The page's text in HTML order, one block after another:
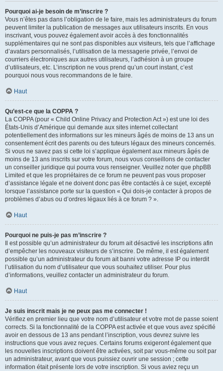
Pourquoi ai-je besoin de m’inscrire ?
Vous n’êtes pas dans l’obligation de le faire, mais les administrateurs du forum
peuvent limiter la publication de messages aux utilisateurs inscrits. En vous
inscrivant, vous pouvez également avoir accès à des fonctionnalités
supplémentaires qui ne sont pas disponibles aux visiteurs, tels que l’affichage
d’avatars personnalisés, l’utilisation de la messagerie privée, l’envoi de
courriers électroniques aux autres utilisateurs, l’adhésion à un groupe
d’utilisateurs, etc. L’inscription ne vous prend qu’un court instant, c’est
pourquoi nous vous recommandons de le faire.
Haut
Qu’est-ce que la COPPA ?
La COPPA (pour « Child Online Privacy and Protection Act ») est une loi des
États-Unis d’Amérique qui demande aux sites internet collectant
potentiellement des informations sur les mineurs âgés de moins de 13 ans un
consentement écrit des parents ou des tuteurs légaux des mineurs concernés.
Si vous ne savez pas si cette loi s’applique également aux mineurs âgés de
moins de 13 ans inscrits sur votre forum, nous vous conseillons de contacter
un conseiller juridique qui pourra vous renseigner. Veuillez noter que phpBB
Limited et que les propriétaires de ce forum ne peuvent pas vous proposer
d’assistance légale et ne doivent donc pas être contactés à ce sujet, excepté
lorsque l’assistance porte sur la question « Qui dois-je contacter à propos de
problèmes d’abus ou d’ordres légaux liés à ce forum ? ».
Haut
Pourquoi ne puis-je pas m’inscrire ?
Il est possible qu’un administrateur du forum ait désactivé les inscriptions afin
d’empêcher les nouveaux visiteurs de s’inscrire. De même, il est également
possible qu’un administrateur du forum ait banni votre adresse IP ou interdit
l’utilisation du nom d’utilisateur que vous souhaitez utiliser. Pour plus
d’informations, veuillez contacter un administrateur du forum.
Haut
Je suis inscrit mais je ne peux pas me connecter !
Vérifiez en premier lieu que votre nom d’utilisateur et votre mot de passe soient
corrects. Si la fonctionnalité de la COPPA est activée et que vous avez spécifié
avoir en dessous de 13 ans pendant l’inscription, vous devrez suivre les
instructions que vous avez reçues. Certains forums exigeront également que
les nouvelles inscriptions doivent être activées, soit par vous-même ou soit par
un administrateur, avant que vous puissiez ouvrir une session ; cette
information était présente lors de votre inscription. Si vous aviez reçu un